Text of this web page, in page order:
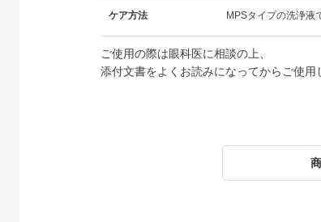
ケア方法 MPSタイプの洗浄液
ご使用の際は眼科医に相談の上、
添付文書をよくお読みになってからご使用